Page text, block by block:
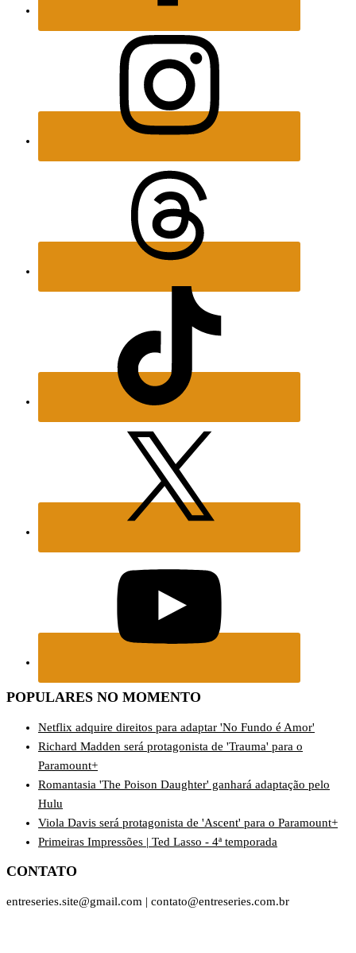
POPULARES NO MOMENTO
Netflix adquire direitos para adaptar 'No Fundo é Amor'
Richard Madden será protagonista de 'Trauma' para o
Paramount+
Romantasia 'The Poison Daughter' ganhará adaptação pelo
Hulu
Viola Davis será protagonista de 'Ascent' para o Paramount+
Primeiras Impressões | Ted Lasso - 4ª temporada
CONTATO
entreseries.site@gmail.com | contato@entreseries.com.br